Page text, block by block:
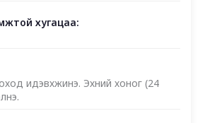
хугацаа:
идэвхжинэ. Эхний хоног (24